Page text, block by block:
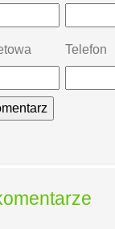
Telefon